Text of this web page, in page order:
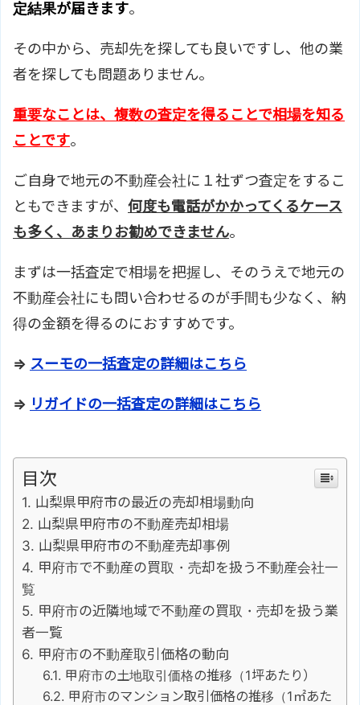
定結果が届きます。
その中から、売却先を探しても良いですし、他の業
者を探しても問題ありません。
重要なことは、複数の査定を得ることで相場を知る
ことです。
ご自身で地元の不動産会社に１社ずつ査定をするこ
ともできますが、 何度も電話がかかってくるケース
も多く、あまりお勧めできません。
まずは一括査定で相場を把握し、そのうえで地元の
不動産会社にも問い合わせるのが手間も少なく、納
得の金額を得るのにおすすめです。
⇒ スーモの一括査定の詳細はこちら
⇒ リガイドの一括査定の詳細はこちら
目次
山梨県甲府市の最近の売却相場動向
山梨県甲府市の不動産売却相場
山梨県甲府市の不動産売却事例
甲府市で不動産の買取・売却を扱う不動産会社一
覧
甲府市の近隣地域で不動産の買取・売却を扱う業
者一覧
甲府市の不動産取引価格の動向
甲府市の土地取引価格の推移（1坪あたり）
甲府市のマンション取引価格の推移（1㎡あた